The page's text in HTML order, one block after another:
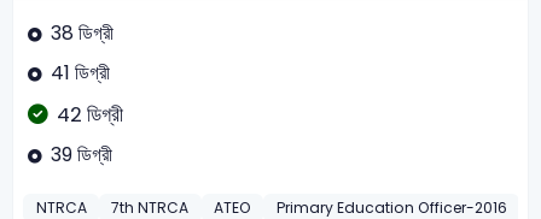
38 ডিগ্রী
41 ডিগ্রী
42 ডিগ্রী
39 ডিগ্রী
NTRCA 7th NTRCA ATEO Primary Education Officer-2016